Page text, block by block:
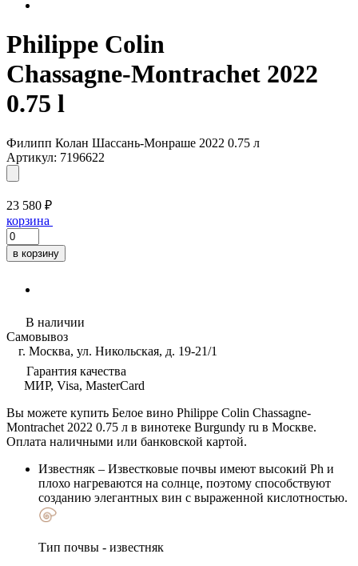
Philippe Colin
Chassagne-Montrachet 2022
0.75 l
Филипп Колан Шассань-Монраше 2022 0.75 л
Артикул: 7196622
23 580 ₽
корзина
в корзину
В наличии
Самовывоз
г. Москва, ул. Никольская, д. 19-21/1
Гарантия качества
МИР, Visa, MasterCard
Вы можете купить Белое вино Philippe Colin Chassagne-
Montrachet 2022 0.75 л в винотеке Burgundy ru в Москве.
Оплата наличными или банковской картой.
Известняк – Известковые почвы имеют высокий Ph и
плохо нагреваются на солнце, поэтому способствуют
созданию элегантных вин с выраженной кислотностью.
Тип почвы - известняк